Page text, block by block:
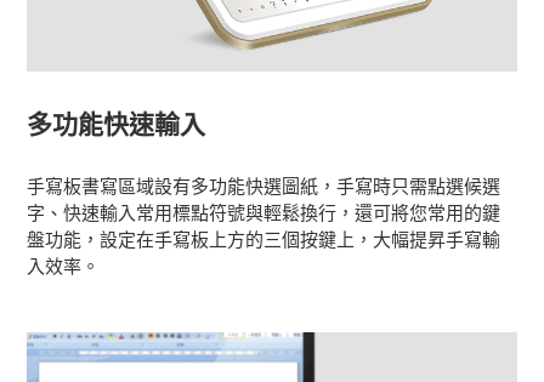
多功能快速輸入
手寫板書寫區域設有多功能快選圖紙，手寫時只需點選候選
字、快速輸入常用標點符號與輕鬆換行，還可將您常用的鍵
盤功能，設定在手寫板上方的三個按鍵上，大幅提昇手寫輸
入效率。